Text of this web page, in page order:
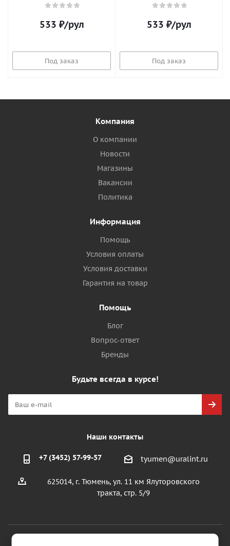
533 ₽/рул
Под заказ
533 ₽/рул
Под заказ
Компания
О компании
Новости
Магазины
Вакансии
Политика
Информация
Помощь
Условия оплаты
Условия доставки
Гарантия на товар
Помощь
Блог
Вопрос-ответ
Бренды
Будьте всегда в курсе!
Наши контакты
+7 (3452) 57-99-57 tyumen@uralint.ru
625014, г. Тюмень, ул. 11 км Ялуторовского
тракта, стр. 5/9